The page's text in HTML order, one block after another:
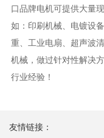
口品牌电机可提供大量
如：印刷机械、电镀设
重、工业电扇、超声波
机械，做过针对性解决
行业经验！
友情链接：